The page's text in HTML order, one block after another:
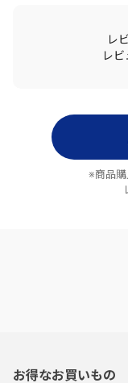
レ
レ
※商品
お得なお買いもの